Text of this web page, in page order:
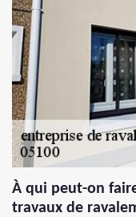
À qui peut-on
travaux de